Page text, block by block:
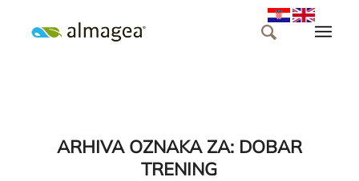
ARHIVA OZNAKA ZA: DOBAR
TRENING